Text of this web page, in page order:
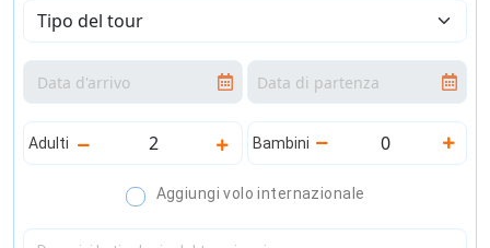
Adulti Bambini
Aggiungi volo internazionale